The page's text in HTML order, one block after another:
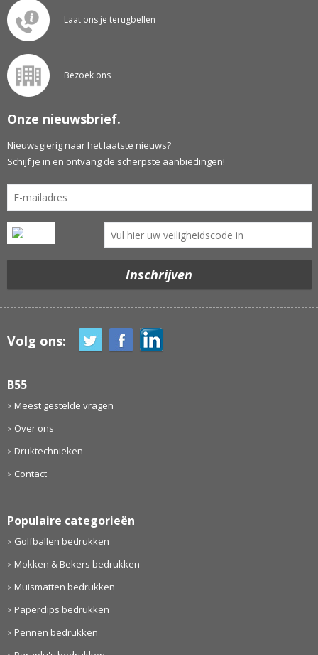
Laat ons je terugbellen
Bezoek ons
Onze nieuwsbrief.
Nieuwsgierig naar het laatste nieuws?
Schijf je in en ontvang de scherpste aanbiedingen!
Volg ons:
B55
Meest gestelde vragen
Over ons
Druktechnieken
Contact
Populaire categorieën
Golfballen bedrukken
Mokken & Bekers bedrukken
Muismatten bedrukken
Paperclips bedrukken
Pennen bedrukken